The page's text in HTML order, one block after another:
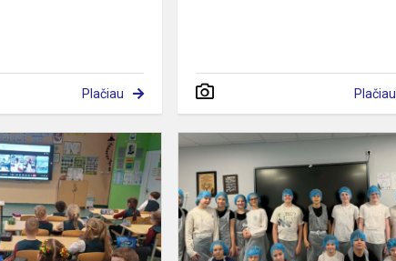
Plačiau Plačiau
Pirmokų
bendrystė
projekte
„Bendradarbiaujančios
klasės“